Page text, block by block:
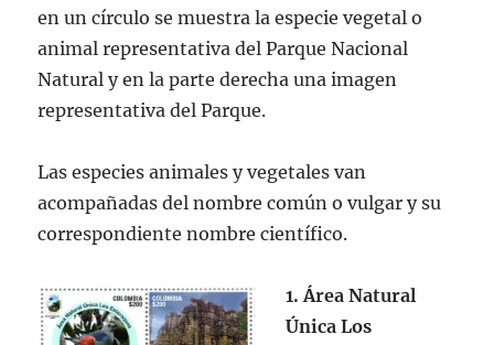
en un círculo se muestra la especie vegetal o
animal representativa del Parque Nacional
Natural y en la parte derecha una imagen
representativa del Parque.
Las especies animales y vegetales van
acompañadas del nombre común o vulgar y su
correspondiente nombre científico.
1. Área Natural
Única Los